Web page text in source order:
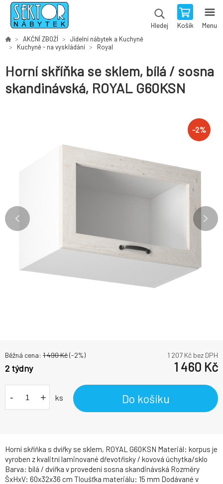
Hledej Košík Menu
AKČNÍ ZBOŽÍ
Jídelní nábytek a Kuchyně
Kuchyně - na vyskládání
Royal
Horní skříňka se sklem, bílá / sosna
skandinávská, ROYAL G60KSN
-2%
Horní skříňka s dvířky se sklem, ROYAL G60KSN Materiál: korpus je
vyroben z kvalitní laminované dřevotřísky / kovová úchytka/sklo
Barva: bílá / dvířka v provedení sosna skandinávská Rozměry
ŠxHxV: 60x32x36 cm Tloušťka materiálu: 15 mm Dodávané v
Běžná cena: 1 490Kč(-2%) 1 207 Kč bez DPH
2 týdny 1 460 Kč
- + ks Do košíku